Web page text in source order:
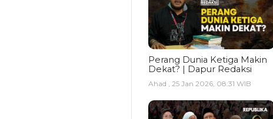
Perang Dunia Ketiga Makin
Dekat? | Dapur Redaksi
Ahad , 25 Jan 2026, 08:31 WIB